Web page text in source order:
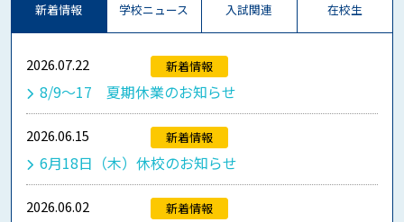
新着情報 学校ニュース 入試関連 在校生
2026.07.22 新着情報
8/9～17 夏期休業のお知らせ
2026.06.15 新着情報
6月18日（木）休校のお知らせ
2026.06.02 新着情報